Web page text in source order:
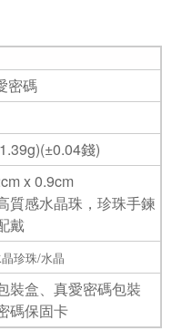
密碼
錢)
x 0.9cm
質感水晶珠，珍珠手鍊
戴
珍珠/水晶
裝盒、真愛密碼包裝
碼保固卡